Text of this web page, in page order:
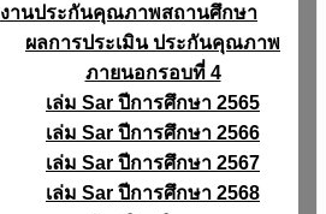
งานประกันคุณภาพสถานศึกษา
ผลการประเมิน ประกันคุณภาพ
ภายนอกรอบที่ 4
เล่ม Sar ปีการศึกษา 2565
เล่ม Sar ปีการศึกษา 2566
เล่ม Sar ปีการศึกษา 2567
เล่ม Sar ปีการศึกษา 2568